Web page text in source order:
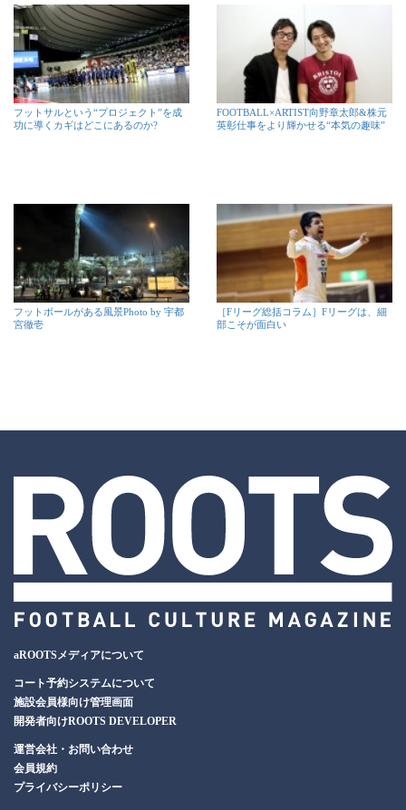
フットサルという“プロジェクト”を成
功に導くカギはどこにあるのか?
FOOTBALL×ARTIST向野章太郎&株元
英彰仕事をより輝かせる“本気の趣味”
フットボールがある風景Photo by 宇都
宮徹壱
［Fリーグ総括コラム］Fリーグは、細
部こそが面白い
aROOTSメディアについて
コート予約システムについて
施設会員様向け管理画面
開発者向けROOTS DEVELOPER
運営会社・お問い合わせ
会員規約
プライバシーポリシー